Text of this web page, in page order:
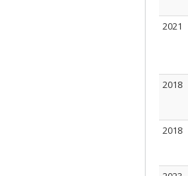
2021
2018
2018